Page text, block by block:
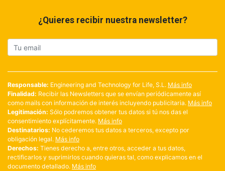
¿Quieres recibir nuestra newsletter?
Responsable: Engineering and Technology for Life, S.L. Más info
Finalidad: Recibir las Newsletters que se envían periódicamente así
como mails con información de interés incluyendo publicitaria. Más info
Legitimación: Sólo podremos obtener tus datos si tú nos das el
consentimiento explícitamente. Más info
Destinatarios: No cederemos tus datos a terceros, excepto por
obligación legal. Más info
Derechos: Tienes derecho a, entre otros, acceder a tus datos,
rectificarlos y suprimirlos cuando quieras tal, como explicamos en el
documento detallado. Más info